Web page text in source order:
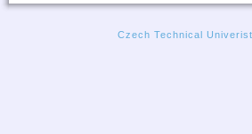
Czech Technical